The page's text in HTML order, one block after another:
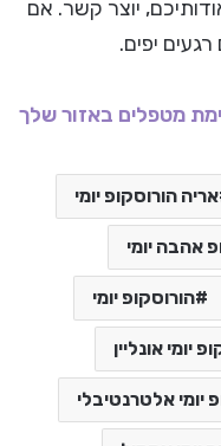
יוצר קשר. אם
יפים.
מטפלים באזור שלך
אריה הורוסקופ יומי
אהבה יומי
הורוסקופ יומי
יומי אונליין
יומי אלטרנטיבלי